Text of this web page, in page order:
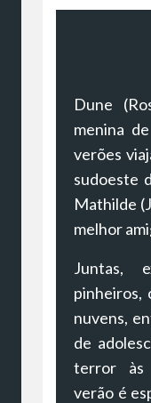
Dune
menina
verões
sudoeste
Mathilde
melhor
Juntas,
pinheiros,
nuvens,
de
terror às
verão é